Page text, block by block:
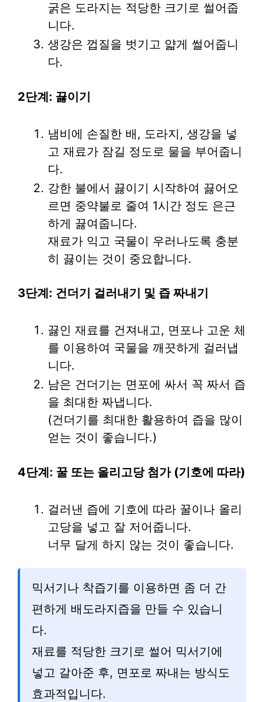
굵은 도라지는 적당한 크기로 썰어줍
니다.
생강은 껍질을 벗기고 얇게 썰어줍니
다.
2단계: 끓이기
냄비에 손질한 배, 도라지, 생강을 넣
고 재료가 잠길 정도로 물을 부어줍니
다.
강한 불에서 끓이기 시작하여 끓어오
르면 중약불로 줄여 1시간 정도 은근
하게 끓여줍니다.
재료가 익고 국물이 우러나도록 충분
히 끓이는 것이 중요합니다.
3단계: 건더기 걸러내기 및 즙 짜내기
끓인 재료를 건져내고, 면포나 고운 체
를 이용하여 국물을 깨끗하게 걸러냅
니다.
남은 건더기는 면포에 싸서 꼭 짜서 즙
을 최대한 짜냅니다.
(건더기를 최대한 활용하여 즙을 많이
얻는 것이 좋습니다.)
4단계: 꿀 또는 올리고당 첨가 (기호에 따라)
걸러낸 즙에 기호에 따라 꿀이나 올리
고당을 넣고 잘 저어줍니다.
너무 달게 하지 않는 것이 좋습니다.
믹서기나 착즙기를 이용하면 좀 더 간
편하게 배도라지즙을 만들 수 있습니
다.
재료를 적당한 크기로 썰어 믹서기에
넣고 갈아준 후, 면포로 짜내는 방식도
효과적입니다.